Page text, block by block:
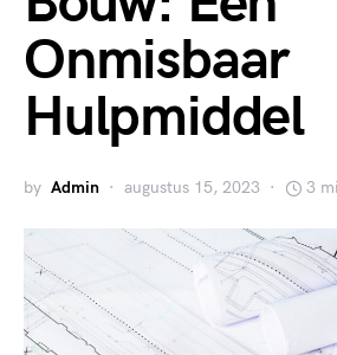
Onmisbaar
Hulpmiddel
by Admin augustus 15, 2023 3